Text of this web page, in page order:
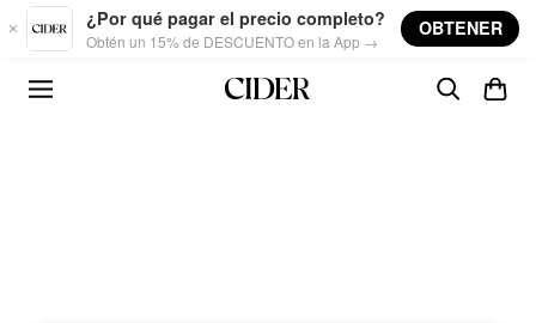
Skip to main content
¿Por qué pagar el precio completo?
Obtén un 15% de DESCUENTO en la App →
OBTENER